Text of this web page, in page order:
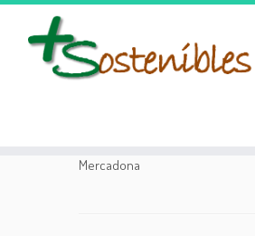
Mercadona